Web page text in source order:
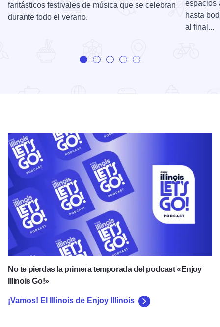
fantásticos festivales de música que se celebran
durante todo el verano.
espacios
hasta
al final...
No te pierdas la primera temporada del podcast «Enjoy
Illinois Go!»
¡Vamos! El Illinois de Enjoy Illinois
¡Vamos! El Illinois de Enjoy Illinois